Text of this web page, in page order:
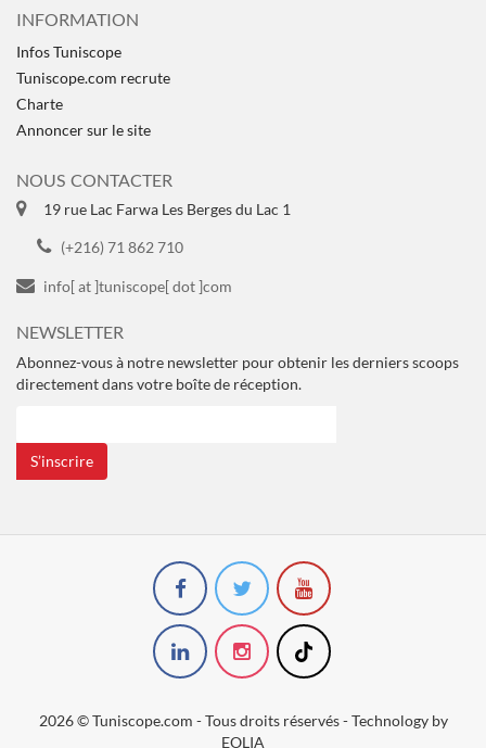
INFORMATION
Infos Tuniscope
Tuniscope.com recrute
Charte
Annoncer sur le site
NOUS CONTACTER
19 rue Lac Farwa Les Berges du Lac 1
(+216) 71 862 710
info[ at ]tuniscope[ dot ]com
NEWSLETTER
Abonnez-vous à notre newsletter pour obtenir les derniers scoops
directement dans votre boîte de réception.
S’inscrire
2026 © Tuniscope.com - Tous droits réservés - Technology by
EOLIA